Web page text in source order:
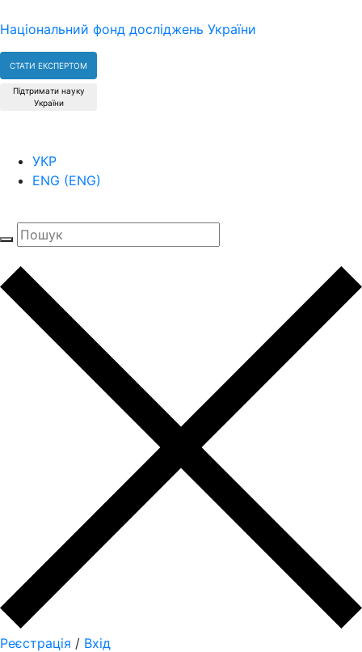
Національний фонд досліджень України
СТАТИ ЕКСПЕРТОМ
Підтримати науку
України
УКР
ENG (ENG)
Реєстрація / Вхід